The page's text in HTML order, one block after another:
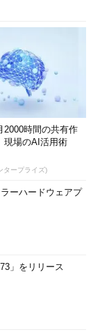
2000時間の共有作
場のAI活用術
タープライズ)
ーハードウェアプ
」をリリース